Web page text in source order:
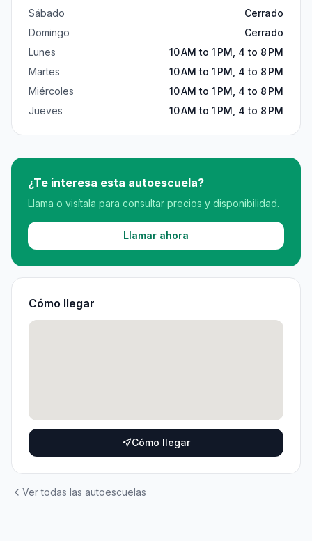
Sábado
Cerrado
Domingo
Cerrado
Lunes
10 AM to 1 PM, 4 to 8 PM
Martes
10 AM to 1 PM, 4 to 8 PM
Miércoles
10 AM to 1 PM, 4 to 8 PM
Jueves
10 AM to 1 PM, 4 to 8 PM
¿Te interesa esta autoescuela?
Llama o visítala para consultar precios y disponibilidad.
Llamar ahora
Cómo llegar
Cómo llegar
Ver todas las autoescuelas